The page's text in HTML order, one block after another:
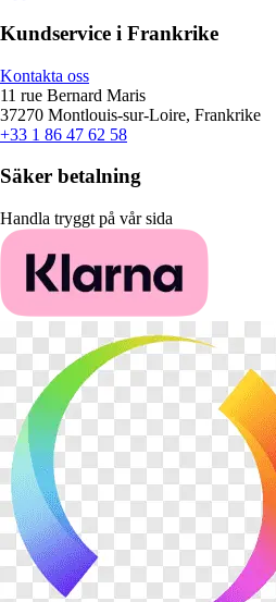
Kundservice i Frankrike
Kontakta oss
11 rue Bernard Maris
37270 Montlouis-sur-Loire, Frankrike
+33 1 86 47 62 58
Säker betalning
Handla tryggt på vår sida